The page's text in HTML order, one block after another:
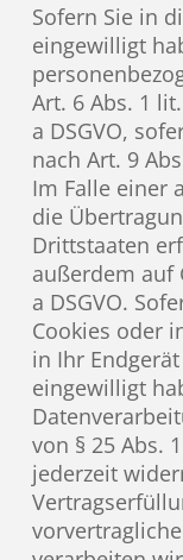
Sofern Sie in
eingewilligt
Art. 6 Abs. 1
a DSGVO,
nach Art. 9
Im Falle einer
die
Drittstaaten
außerdem auf
a DSGVO.
Cookies oder
in Ihr
eingewilligt
von § 25 Abs.
jederzeit